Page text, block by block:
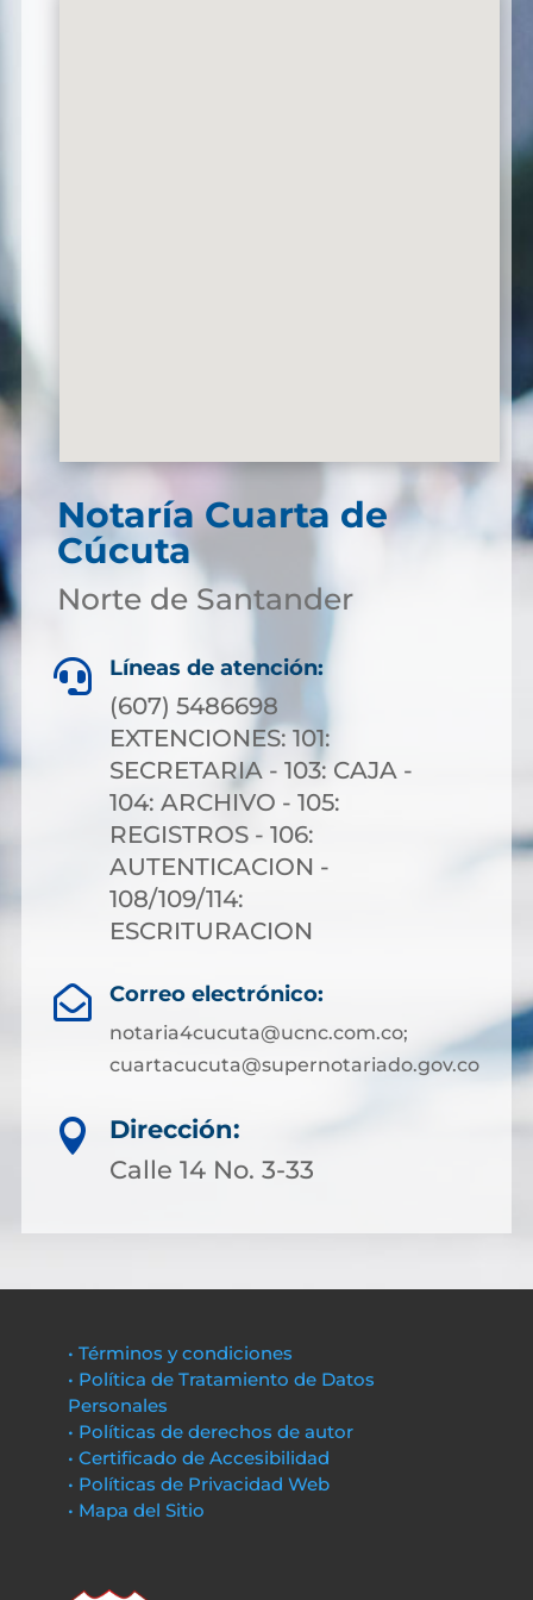
Notaría Cuarta de
Cúcuta
Norte de Santander
 Líneas de atención:
(607) 5486698
EXTENCIONES: 101:
SECRETARIA - 103: CAJA -
104: ARCHIVO - 105:
REGISTROS - 106:
AUTENTICACION -
108/109/114:
ESCRITURACION
 Correo electrónico:
notaria4cucuta@ucnc.com.co;
cuartacucuta@supernotariado.gov.co

Dirección:
Calle 14 No. 3-33
• Términos y condiciones
• Política de Tratamiento de Datos
Personales
• Políticas de derechos de autor
• Certificado de Accesibilidad
• Políticas de Privacidad Web
• Mapa del Sitio